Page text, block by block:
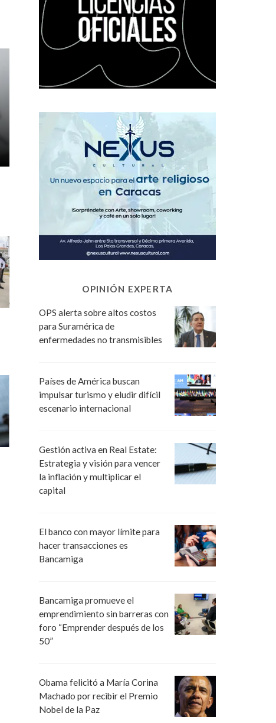
OPINIÓN EXPERTA
OPS alerta sobre altos costos
para Suramérica de
enfermedades no transmisibles
Países de América buscan
impulsar turismo y eludir difícil
escenario internacional
Gestión activa en Real Estate:
Estrategia y visión para vencer
la inflación y multiplicar el
capital
El banco con mayor límite para
hacer transacciones es
Bancamiga
Bancamiga promueve el
emprendimiento sin barreras con
foro “Emprender después de los
50”
Obama felicitó a María Corina
Machado por recibir el Premio
Nobel de la Paz